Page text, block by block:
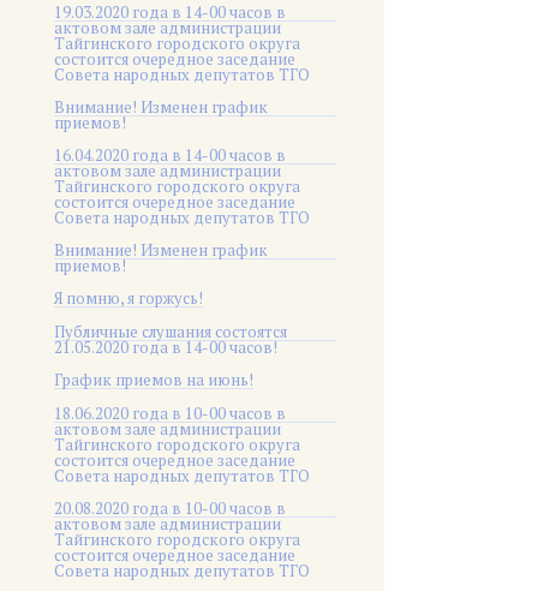
19.03.2020 года в 14-00 часов в
актовом зале администрации
Тайгинского городского округа
состоится очередное заседание
Совета народных депутатов ТГО
Внимание! Изменен график
приемов!
16.04.2020 года в 14-00 часов в
актовом зале администрации
Тайгинского городского округа
состоится очередное заседание
Совета народных депутатов ТГО
Внимание! Изменен график
приемов!
Я помню, я горжусь!
Публичные слушания состоятся
21.05.2020 года в 14-00 часов!
График приемов на июнь!
18.06.2020 года в 10-00 часов в
актовом зале администрации
Тайгинского городского округа
состоится очередное заседание
Совета народных депутатов ТГО
20.08.2020 года в 10-00 часов в
актовом зале администрации
Тайгинского городского округа
состоится очередное заседание
Совета народных депутатов ТГО